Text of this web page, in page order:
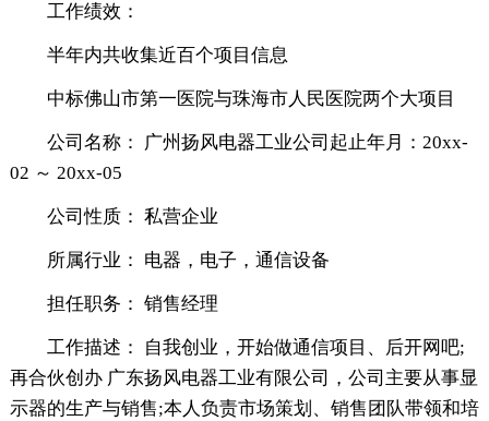
工作绩效：
半年内共收集近百个项目信息
中标佛山市第一医院与珠海市人民医院两个大项目
公司名称： 广州扬风电器工业公司起止年月：20xx-
02 ～ 20xx-05
公司性质： 私营企业
所属行业： 电器，电子，通信设备
担任职务： 销售经理
工作描述： 自我创业，开始做通信项目、后开网吧;
再合伙创办 广东扬风电器工业有限公司，公司主要从事显
示器的生产与销售;本人负责市场策划、销售团队带领和培